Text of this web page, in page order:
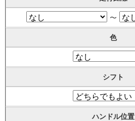
〜
色
シフト
ハンドル位置